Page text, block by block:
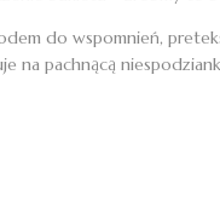
do wspomnień,
na pachnącą